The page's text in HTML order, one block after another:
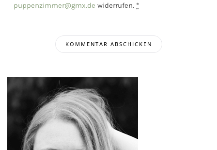
puppenzimmer@gmx.de widerrufen. *